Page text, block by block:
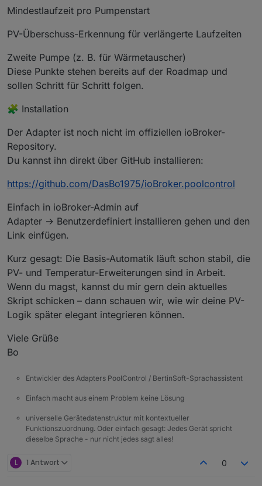
Mindestlaufzeit pro Pumpenstart
PV-Überschuss-Erkennung für verlängerte Laufzeiten
Zweite Pumpe (z. B. für Wärmetauscher)
Diese Punkte stehen bereits auf der Roadmap und
sollen Schritt für Schritt folgen.
🧩 Installation
Der Adapter ist noch nicht im offiziellen ioBroker-
Repository.
Du kannst ihn direkt über GitHub installieren:
https://github.com/DasBo1975/ioBroker.poolcontrol
Einfach in ioBroker-Admin auf
Adapter → Benutzerdefiniert installieren gehen und den
Link einfügen.
Kurz gesagt: Die Basis-Automatik läuft schon stabil, die
PV- und Temperatur-Erweiterungen sind in Arbeit.
Wenn du magst, kannst du mir gern dein aktuelles
Skript schicken – dann schauen wir, wie wir deine PV-
Logik später elegant integrieren können.
Viele Grüße
Bo
Entwickler des Adapters PoolControl / BertinSoft-Sprachassistent
Einfach macht aus einem Problem keine Lösung
universelle Gerätedatenstruktur mit kontextueller
Funktionszuordnung. Oder einfach gesagt: Jedes Gerät spricht
dieselbe Sprache - nur nicht jedes sagt alles!
L 1 Antwort 0